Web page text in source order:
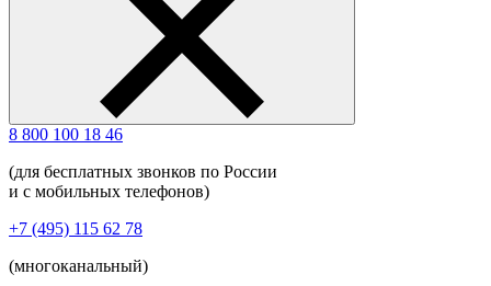
8 800 100 18 46
(для бесплатных звонков по России
и с мобильных телефонов)
+7 (495) 115 62 78
(многоканальный)